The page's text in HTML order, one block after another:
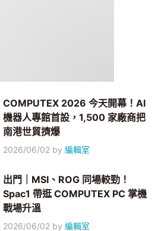
COMPUTEX 2026 今天開幕！AI
機器人專館首設，1,500 家廠商把
南港世貿擠爆
2026/06/02 by編輯室
出門｜MSI、ROG 同場較勁！
Spac1 帶逛 COMPUTEX PC 掌機
戰場升溫
2026/06/02 by編輯室